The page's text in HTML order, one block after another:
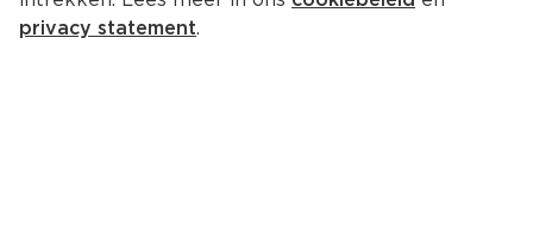
privacy statement.